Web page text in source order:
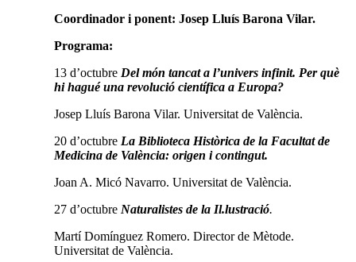
Coordinador i ponent: Josep Lluís Barona Vilar.
Programa:
13 d’octubre Del món tancat a l’univers infinit. Per què
hi hagué una revolució científica a Europa?
Josep Lluís Barona Vilar. Universitat de València.
20 d’octubre La Biblioteca Històrica de la Facultat de
Medicina de València: origen i contingut.
Joan A. Micó Navarro. Universitat de València.
27 d’octubre Naturalistes de la Il.lustració.
Martí Domínguez Romero. Director de Mètode.
Universitat de València.